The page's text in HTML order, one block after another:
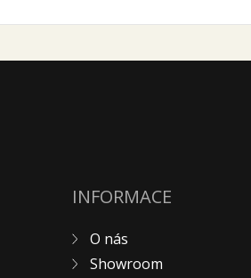
INFORMACE
O nás
Showroom